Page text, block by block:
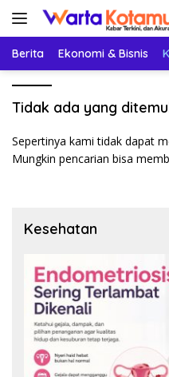
Langsung
Berita Ekonomi & Bisnis
Tidak ada yang
Sepertinya kami tidak dapat
Mungkin pencarian bisa
Kesehatan